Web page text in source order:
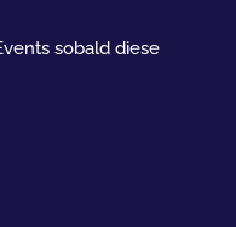
sobald diese